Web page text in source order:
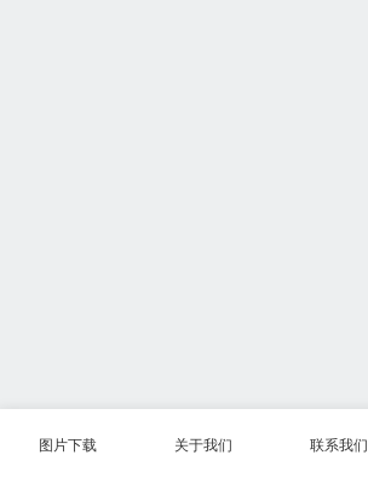
图片下载 关于我们 联系我们